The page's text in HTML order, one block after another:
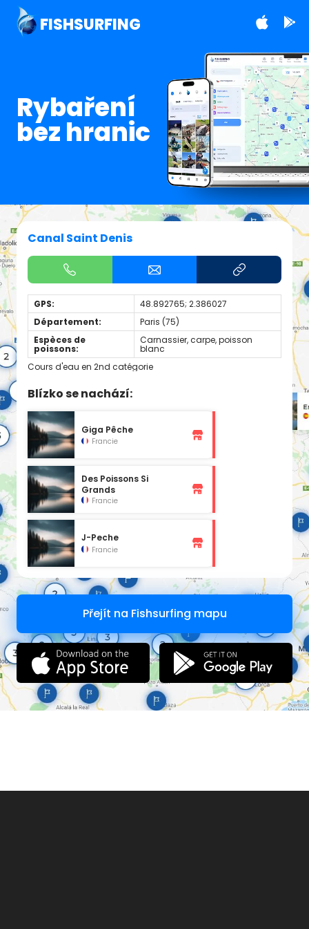
FISHSURFING
Rybaření
bez hranic
Canal Saint Denis
GPS:
48.892765; 2.386027
Département:
Paris (75)
Espèces de
poissons:
Carnassier, carpe, poisson
blanc
Cours d'eau en 2nd catégorie
Blízko se nachází:
Giga Pêche
Francie
Des Poissons Si
Grands
Francie
J-Peche
Francie
Přejít na Fishsurfing mapu